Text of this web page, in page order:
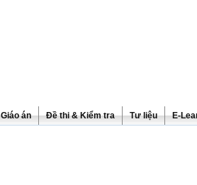
Giáo án Đề thi & Kiểm tra Tư liệu E-